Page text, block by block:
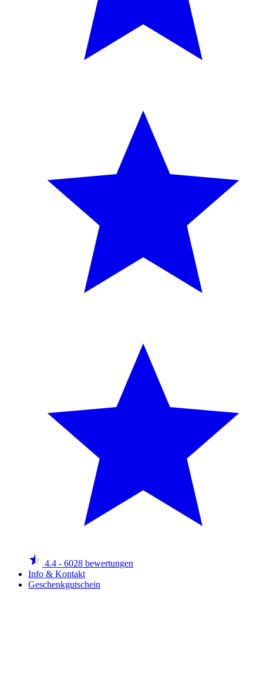
4.4 - 6028 bewertungen
Info & Kontakt
Geschenkgutschein